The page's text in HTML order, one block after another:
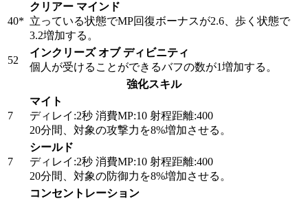
40*
クリアー マインド
立っている状態でMP回復ボーナスが2.6、歩く状態で
3.2増加する。
52
インクリーズ オブ ディビニティ
個人が受けることができるバフの数が1増加する。
強化スキル
7
マイト
ディレイ:2秒 消費MP:10 射程距離:400
20分間、対象の攻撃力を8%増加させる。
7
シールド
ディレイ:2秒 消費MP:10 射程距離:400
20分間、対象の防御力を8%増加させる。
コンセントレーション